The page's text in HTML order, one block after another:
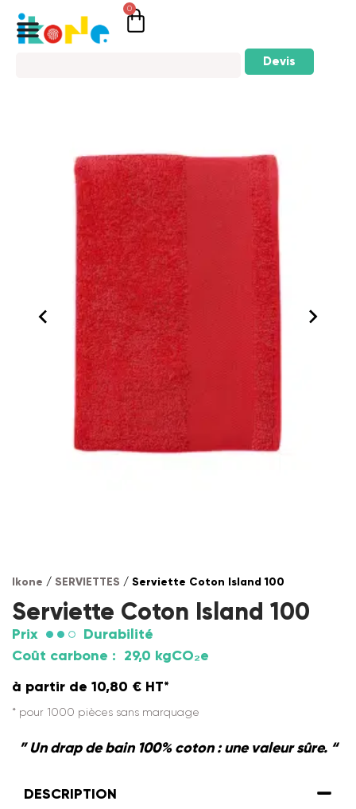
0
Devis
Ikone / SERVIETTES / Serviette Coton Island 100
Serviette Coton Island 100
Prix
Durabilité
Coût carbone : 29,0 kgCO₂e
à partir de 10,80 € HT*
* pour 1000 pièces sans marquage
” Un drap de bain 100% coton : une valeur sûre. “
DESCRIPTION